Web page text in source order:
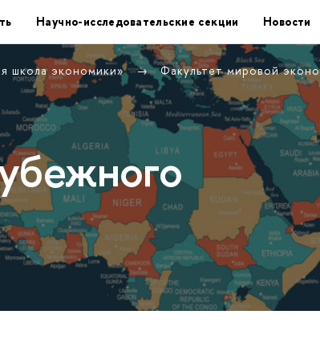
Научно-исследовательские секции Новости
школа экономики»
Факультет мировой